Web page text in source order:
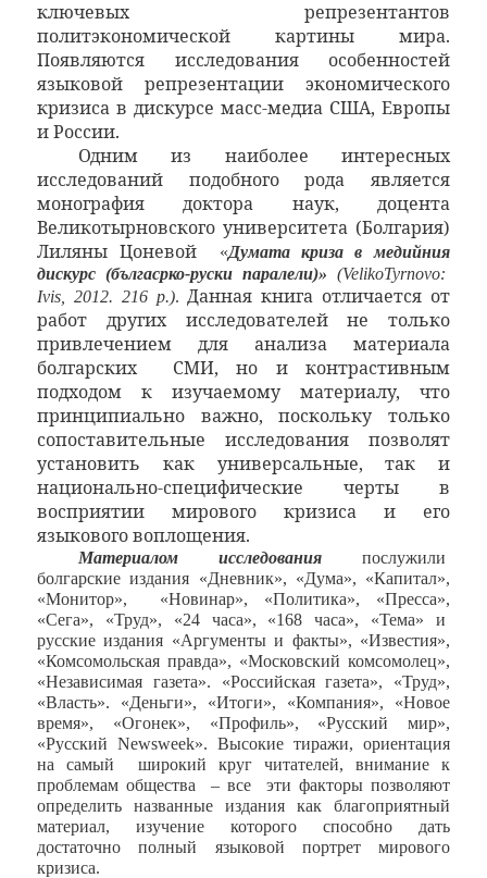
ключевых репрезентантов
политэкономической картины мира.
Появляются исследования особенностей
языковой репрезентации экономического
кризиса в дискурсе масс-медиа США, Европы
и России.
Одним из наиболее интересных
исследований подобного рода является
монография доктора наук, доцента
Великотырновского университета (Болгария)
Лиляны Цоневой
«Думата криза в медийния
дискурс (бългасрко-руски паралели)» (VelikoTyrnovo:
Ivis , 2012. 216 р.). Данная книга отличается от
работ других исследователей не только
привлечением для анализа материала
болгарских
СМИ, но и контрастивным
подходом к изучаемому материалу, что
принципиально важно, поскольку только
сопоставительные исследования позволят
установить как универсальные, так и
национально-специфические черты в
восприятии мирового кризиса и его
языкового воплощения.
Материалом исследованияпослужили
болгарские издания «Дневник», «Дума», «Капитал»,
«Монитор»,
«Новинар», «Политика», «Пресса»,
«Сега», «Труд», «24 часа», «168 часа», «Тема» и
русские издания «Аргументы и факты», «Известия»,
«Комсомольская правда», «Московский комсомолец»,
«Независимая газета». «Российская газета», «Труд»,
«Власть». «Деньги», «Итоги», «Компания», «Новое
время», «Огонек», «Профиль», «Русский мир»,
«РусскийNewsweek». Высокие тиражи, ориентация
на самый
широкий круг читателей, внимание к
проблемам общества
– все
эти факторы позволяют
определить названные издания как благоприятный
материал, изучение которого способно дать
достаточно полный языковой портрет мирового
кризиса.